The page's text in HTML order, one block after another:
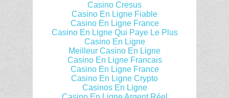
Casino Cresus
Casino En Ligne Fiable
Casino En Ligne France
Casino En Ligne Qui Paye Le Plus
Casino En Ligne
Meilleur Casino En Ligne
Casino En Ligne Francais
Casino En Ligne France
Casino En Ligne Crypto
Casinos En Ligne